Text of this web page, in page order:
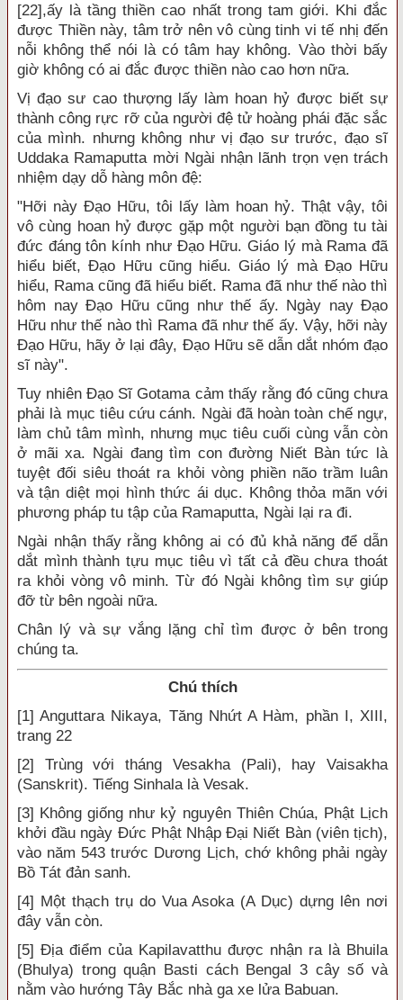
[22],ấy là tầng thiền cao nhất trong tam giới. Khi đắc
được Thiền này, tâm trở nên vô cùng tinh vi tế nhị đến
nỗi không thể nói là có tâm hay không. Vào thời bấy
giờ không có ai đắc được thiền nào cao hơn nữa.
Vị đạo sư cao thượng lấy làm hoan hỷ được biết sự
thành công rực rỡ của người đệ tử hoàng phái đặc sắc
của mình. nhưng không như vị đạo sư trước, đạo sĩ
Uddaka Ramaputta mời Ngài nhận lãnh trọn vẹn trách
nhiệm dạy dỗ hàng môn đệ:
"Hỡi này Đạo Hữu, tôi lấy làm hoan hỷ. Thật vậy, tôi
vô cùng hoan hỷ được gặp một người bạn đồng tu tài
đức đáng tôn kính như Đạo Hữu. Giáo lý mà Rama đã
hiểu biết, Đạo Hữu cũng hiểu. Giáo lý mà Đạo Hữu
hiểu, Rama cũng đã hiểu biết. Rama đã như thế nào thì
hôm nay Đạo Hữu cũng như thế ấy. Ngày nay Đạo
Hữu như thế nào thì Rama đã như thế ấy. Vậy, hỡi này
Đạo Hữu, hãy ở lại đây, Đạo Hữu sẽ dẫn dắt nhóm đạo
sĩ này".
Tuy nhiên Đạo Sĩ Gotama cảm thấy rằng đó cũng chưa
phải là mục tiêu cứu cánh. Ngài đã hoàn toàn chế ngự,
làm chủ tâm mình, nhưng mục tiêu cuối cùng vẫn còn
ở mãi xa. Ngài đang tìm con đường Niết Bàn tức là
tuyệt đối siêu thoát ra khỏi vòng phiền não trầm luân
và tận diệt mọi hình thức ái dục. Không thỏa mãn với
phương pháp tu tập của Ramaputta, Ngài lại ra đi.
Ngài nhận thấy rằng không ai có đủ khả năng để dẫn
dắt mình thành tựu mục tiêu vì tất cả đều chưa thoát
ra khỏi vòng vô minh. Từ đó Ngài không tìm sự giúp
đỡ từ bên ngoài nữa.
Chân lý và sự vắng lặng chỉ tìm được ở bên trong
chúng ta.
Chú thích
[1] Anguttara Nikaya, Tăng Nhứt A Hàm, phần I, XIII,
trang 22
[2] Trùng với tháng Vesakha (Pali), hay Vaisakha
(Sanskrit). Tiếng Sinhala là Vesak.
[3] Không giống như kỷ nguyên Thiên Chúa, Phật Lịch
khởi đầu ngày Đức Phật Nhập Đại Niết Bàn (viên tịch),
vào năm 543 trước Dương Lịch, chớ không phải ngày
Bồ Tát đản sanh.
[4] Một thạch trụ do Vua Asoka (A Dục) dựng lên nơi
đây vẫn còn.
[5] Địa điểm của Kapilavatthu được nhận ra là Bhuila
(Bhulya) trong quận Basti cách Bengal 3 cây số và
nằm vào hướng Tây Bắc nhà ga xe lửa Babuan.